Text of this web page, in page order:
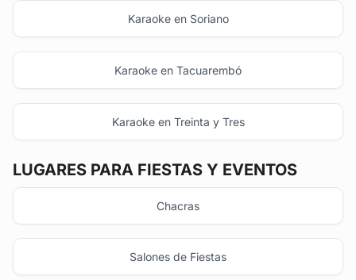
Karaoke en Soriano
Karaoke en Tacuarembó
Karaoke en Treinta y Tres
LUGARES PARA FIESTAS Y EVENTOS
Chacras
Salones de Fiestas